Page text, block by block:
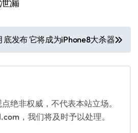
底发布 它将成为iPhone8大杀器
绝非权威，不代表本站立场。
，我们将及时予以处理。